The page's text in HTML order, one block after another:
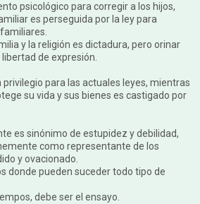
psicológico para corregir a los hijos,
es perseguida por la ley para
y la religión es dictadura, pero orinar
de expresión.
para las actuales leyes, mientras
su vida y sus bienes es castigado por
es sinónimo de estupidez y debilidad,
como representante de los
y ovacionado.
donde pueden suceder todo tipo de
debe ser el ensayo.